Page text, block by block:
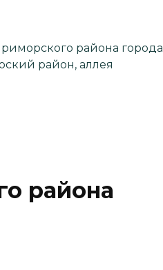
района города
район, аллея
района